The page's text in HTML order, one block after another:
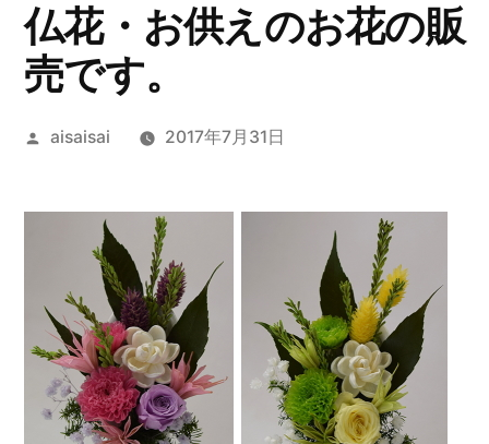
プ仏花・お供えのお花の販
売です。
投
aisaisai 2017年7月31日